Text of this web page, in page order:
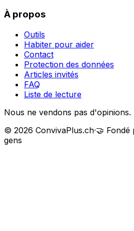
À propos
Outils
Habiter pour aider
Contact
Protection des données
Articles invités
FAQ
Liste de lecture
Nous ne vendons pas
© 2026 ConvivaPlus.ch·🤝 Fondé
gens